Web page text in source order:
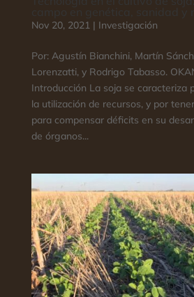
Nov 20, 2021 | Investigación
Por: Agustín Bianchini, Martín
Lorenzatti, y Rodrigo Tabasso.
Introducción La soja se caracteriza
la utilización de recursos, y por
para compensar déficits en su
de órganos...